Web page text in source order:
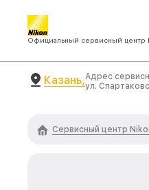
Официальный сервисный центр
Казань,Адрес
ул.
Сервисный центр